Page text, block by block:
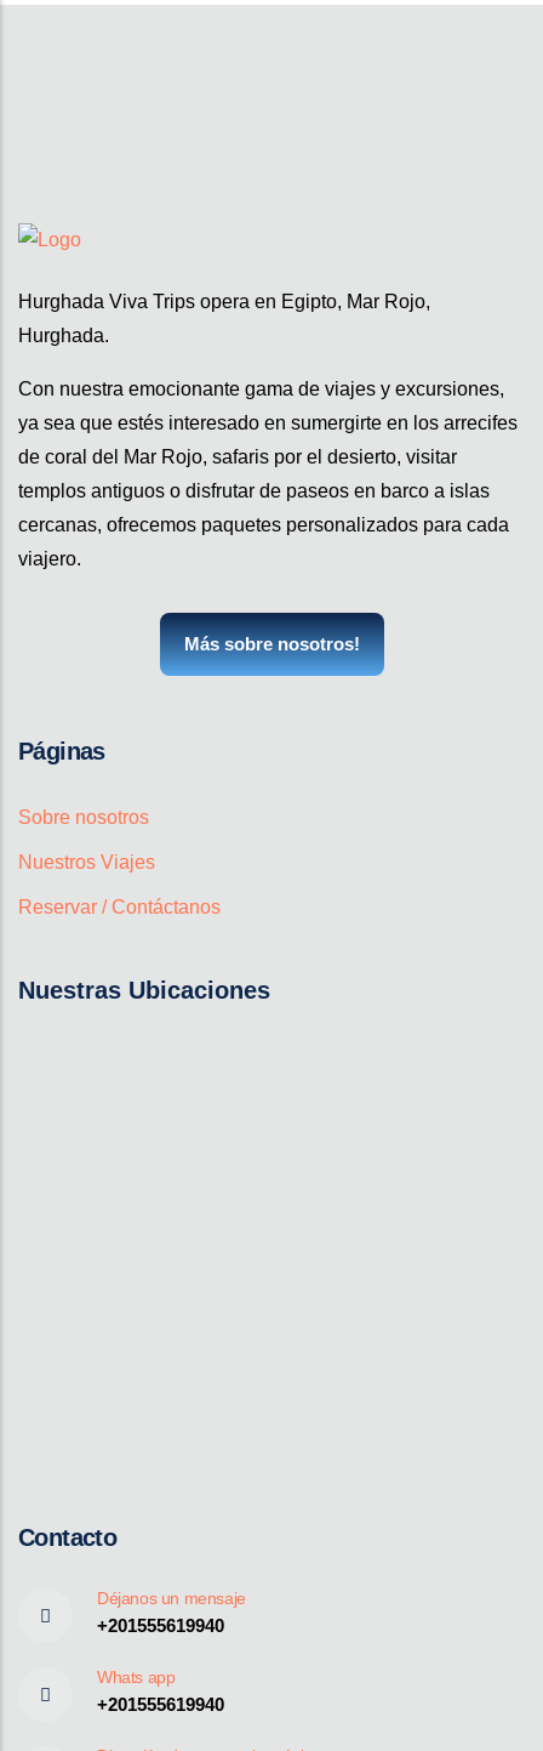
Hurghada Viva Trips opera en Egipto, Mar Rojo,
Hurghada.
Con nuestra emocionante gama de viajes y excursiones,
ya sea que estés interesado en sumergirte en los arrecifes
de coral del Mar Rojo, safaris por el desierto, visitar
templos antiguos o disfrutar de paseos en barco a islas
cercanas, ofrecemos paquetes personalizados para cada
viajero.
Más sobre nosotros!
Páginas
Sobre nosotros
Nuestros Viajes
Reservar / Contáctanos
Nuestras Ubicaciones
Contacto
Déjanos un mensaje
+201555619940
Whats app
+201555619940